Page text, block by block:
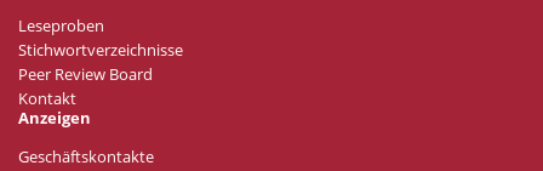
Leseproben
Stichwortverzeichnisse
Peer Review Board
Kontakt
Anzeigen
Geschäftskontakte